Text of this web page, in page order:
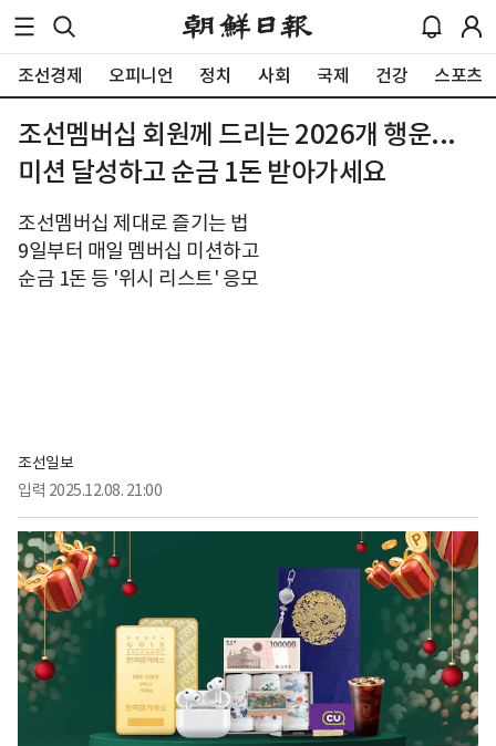
조선경제 오피니언 정치 사회 국제 건강 스포츠
조선멤버십 회원께 드리는 2026개 행운...
미션 달성하고 순금 1돈 받아가세요
조선멤버십 제대로 즐기는 법
9일부터 매일 멤버십 미션하고
순금 1돈 등 '위시 리스트' 응모
조선일보
입력 2025.12.08. 21:00